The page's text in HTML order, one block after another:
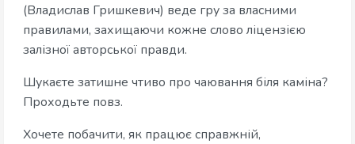
(Владислав Гришкевич) веде гру за власними
правилами, захищаючи кожне слово ліцензією
залізної авторської правди.
Шукаєте затишне чтиво про чаювання біля каміна?
Проходьте повз.
Хочете побачити, як працює справжній,